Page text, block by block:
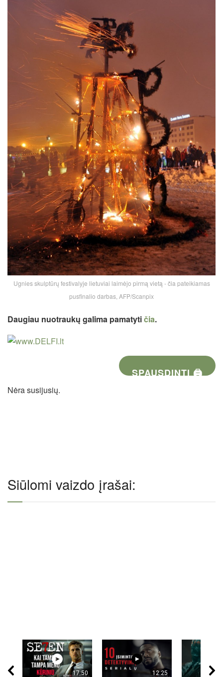
Ugnies skulptūrų festivalyje lietuviai laimėjo pirmą vietą - čia pateikiamas
pusfinalio darbas, AFP/Scanpix
Daugiau nuotraukų galima pamatytičia.
SPAUSDINTI 🖨
Nėra susijusių.
Siūlomi vaizdo įrašai:
17:50 12:25